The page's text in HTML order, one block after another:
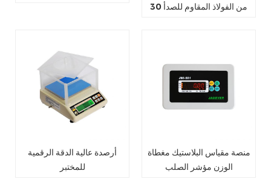
من الفولاذ المقاوم للصدأ 30
أرصدة عالية الدقة الرقمية
للمختبر
منصة مقياس البلاستيك مغطاة
الوزن مؤشر الصلب